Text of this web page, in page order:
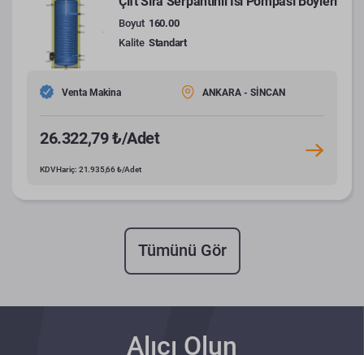
Boyut 160.00
Kalite Standart
Venta Makina ANKARA - SİNCAN
26.322,79 ₺/Adet
KDV Hariç: 21.935,66 ₺/Adet
Tümünü Gör
Alıcı Olun